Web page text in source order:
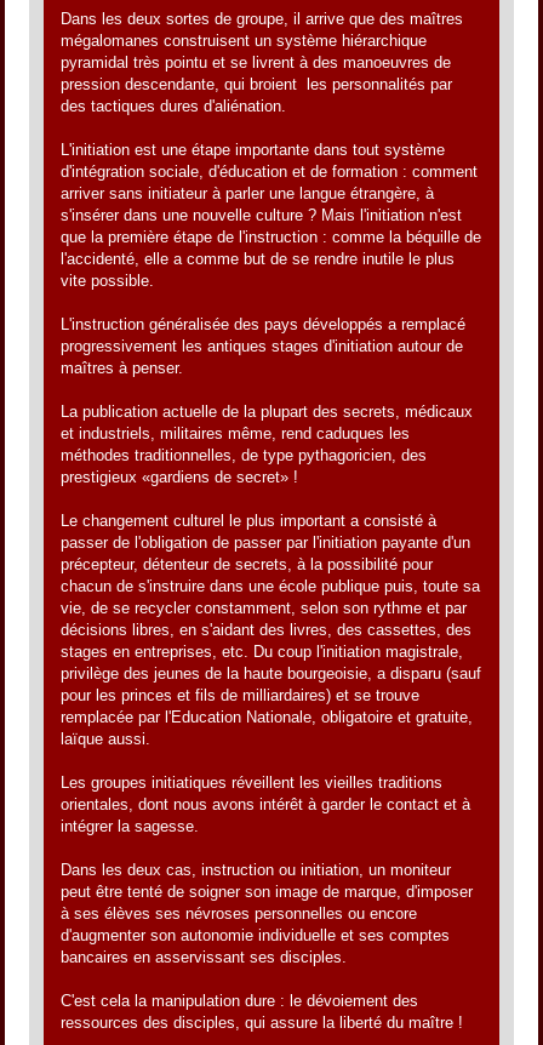
Dans les deux sortes de groupe, il arrive que des maîtres
mégalomanes construisent un système hiérarchique
pyramidal très pointu et se livrent à des manoeuvres de
pression descendante, qui broient les personnalités par
des tactiques dures d'aliénation.
L'initiation est une étape importante dans tout système
d'intégration sociale, d'éducation et de formation : comment
arriver sans initiateur à parler une langue étrangère, à
s'insérer dans une nouvelle culture ? Mais l'initiation n'est
que la première étape de l'instruction : comme la béquille de
l'accidenté, elle a comme but de se rendre inutile le plus
vite possible.
L'instruction généralisée des pays développés a remplacé
progressivement les antiques stages d'initiation autour de
maîtres à penser.
La publication actuelle de la plupart des secrets, médicaux
et industriels, militaires même, rend caduques les
méthodes traditionnelles, de type pythagoricien, des
prestigieux «gardiens de secret» !
Le changement culturel le plus important a consisté à
passer de l'obligation de passer par l'initiation payante d'un
précepteur, détenteur de secrets, à la possibilité pour
chacun de s'instruire dans une école publique puis, toute sa
vie, de se recycler constamment, selon son rythme et par
décisions libres, en s'aidant des livres, des cassettes, des
stages en entreprises, etc. Du coup l'initiation magistrale,
privilège des jeunes de la haute bourgeoisie, a disparu (sauf
pour les princes et fils de milliardaires) et se trouve
remplacée par l'Education Nationale, obligatoire et gratuite,
laïque aussi.
Les groupes initiatiques réveillent les vieilles traditions
orientales, dont nous avons intérêt à garder le contact et à
intégrer la sagesse.
Dans les deux cas, instruction ou initiation, un moniteur
peut être tenté de soigner son image de marque, d'imposer
à ses élèves ses névroses personnelles ou encore
d'augmenter son autonomie individuelle et ses comptes
bancaires en asservissant ses disciples.
C'est cela la manipulation dure : le dévoiement des
ressources des disciples, qui assure la liberté du maître !